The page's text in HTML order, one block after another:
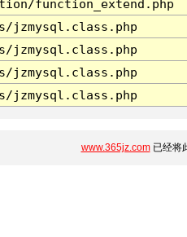
function_extend.php
jzmysql.class.php
jzmysql.class.php
jzmysql.class.php
jzmysql.class.php
www.365jz.com已经将